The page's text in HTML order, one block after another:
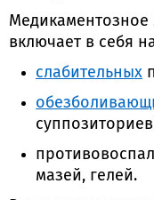
включает в себя
слабительных
мазей, гелей.